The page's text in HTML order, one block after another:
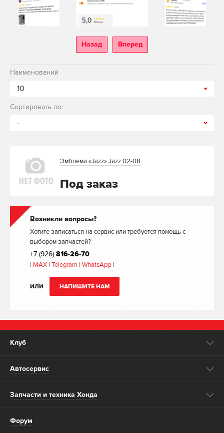
Назад Вперед
Наименований
10
Сортировать по:
-
Эмблема «Jazz» Jazz 02-08
Под заказ
Возникли вопросы?
Хотите записаться на сервис или требуется помощь с
выбором запчастей?
+7 (926) 816-26-70
| MAX | Telegram | WhatsApp |
ИЛИ НАПИШИТЕ НАМ
Клуб
Автосервис
Запчасти и техника Хонда
Форум